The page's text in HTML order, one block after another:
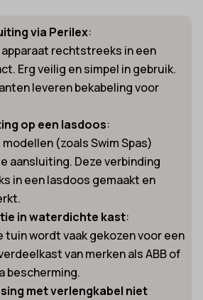
via Perilex:
rechtstreeks in een
Erg veilig en simpel in gebruik.
leveren bekabeling voor
op een lasdoos:
(zoals Swim Spas)
aansluiting. Deze verbinding
in een lasdoos gemaakt en
in waterdichte kast:
tuin wordt vaak gekozen voor een
van merken als ABB of
bescherming.
met verlengkabel niet